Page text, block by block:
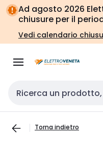
Vai alla
navigazione
Vai
alla
pagina
Ad agosto 2026
chiusure per il
Vedi calendario
Cerca input
Torna indietro